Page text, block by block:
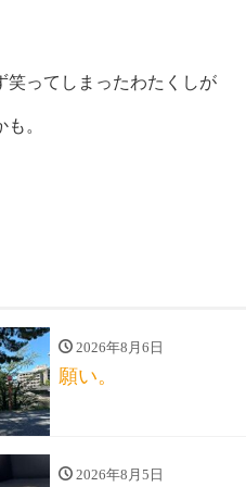
笑ってしまったわたくしが
。
2026年8月6日
願い。
2026年8月5日